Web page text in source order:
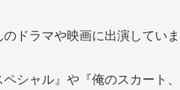
ドラマや映画に出演していま
シャル』や『俺のスカート、